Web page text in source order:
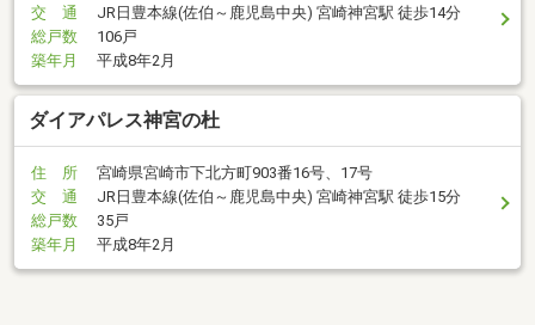
交 通
JR日豊本線(佐伯～鹿児島中央) 宮崎神宮駅 徒歩14分
総戸数
106戸
築年月
平成8年2月
ダイアパレス神宮の杜
住 所
宮崎県宮崎市下北方町903番16号、17号
交 通
JR日豊本線(佐伯～鹿児島中央) 宮崎神宮駅 徒歩15分
総戸数
35戸
築年月
平成8年2月